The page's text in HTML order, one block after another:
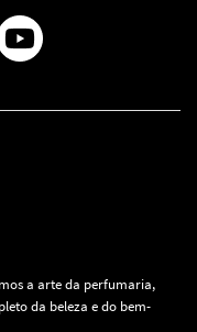
a arte da perfumaria,
da beleza e do bem-